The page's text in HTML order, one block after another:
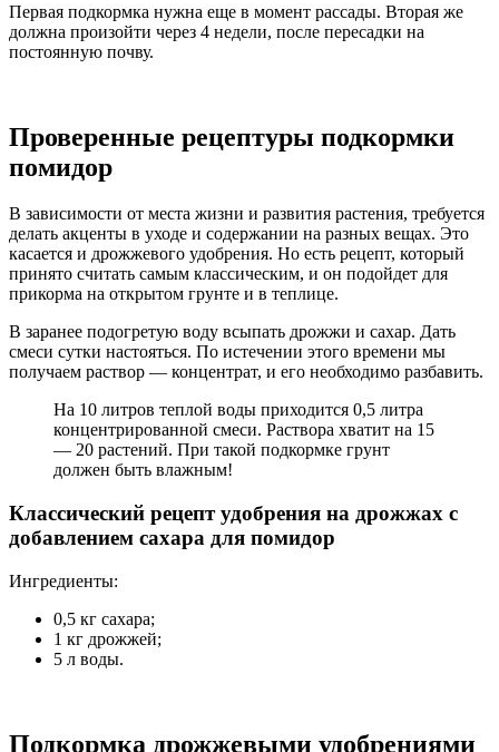
Первая подкормка нужна еще в момент рассады. Вторая же
должна произойти через 4 недели, после пересадки на
постоянную почву.
Проверенные рецептуры подкормки
помидор
В зависимости от места жизни и развития растения, требуется
делать акценты в уходе и содержании на разных вещах. Это
касается и дрожжевого удобрения. Но есть рецепт, который
принято считать самым классическим, и он подойдет для
прикорма на открытом грунте и в теплице.
В заранее подогретую воду всыпать дрожжи и сахар. Дать
смеси сутки настояться. По истечении этого времени мы
получаем раствор — концентрат, и его необходимо разбавить.
На 10 литров теплой воды приходится 0,5 литра
концентрированной смеси. Раствора хватит на 15
— 20 растений. При такой подкормке грунт
должен быть влажным!
Классический рецепт удобрения на дрожжах с
добавлением сахара для помидор
Ингредиенты:
0,5 кг сахара;
1 кг дрожжей;
5 л воды.
Подкормка дрожжевыми удобрениями